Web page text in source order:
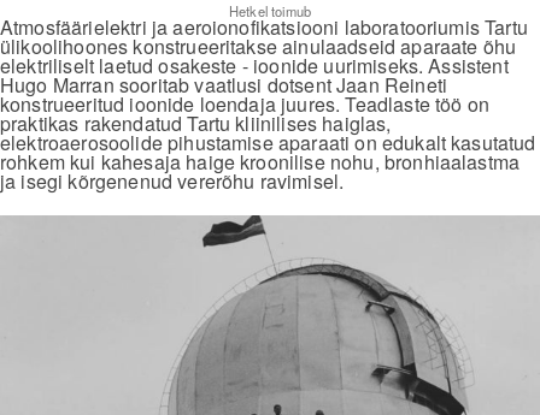
Hetkel toimub
Atmosfäärielektri ja aeroionofikatsiooni laboratooriumis Tartu
ülikoolihoones konstrueeritakse ainulaadseid aparaate õhu
elektriliselt laetud osakeste - ioonide uurimiseks. Assistent
Hugo Marran sooritab vaatlusi dotsent Jaan Reineti
konstrueeritud ioonide loendaja juures. Teadlaste töö on
praktikas rakendatud Tartu kliinilises haiglas,
elektroaerosoolide pihustamise aparaati on edukalt kasutatud
rohkem kui kahesaja haige kroonilise nohu, bronhiaalastma
ja isegi kõrgenenud vererõhu ravimisel.